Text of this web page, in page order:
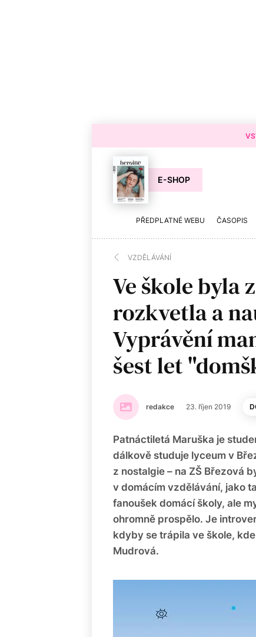
E-SHOP
PŘEDPLATNÉ WEBU ČASOPIS
VZDĚLÁVÁNÍ
Ve škole byla
rozkvetla a
Vyprávění
šest let
redakce 23. říjen 2019
Patnáctiletá Maruška je
dálkově studuje lyceum v
z nostalgie – na ZŠ Březová
v domácím vzdělávání, jako
fanoušek domácí školy, ale
ohromně prospělo. Je
kdyby se trápila ve škole,
Mudrová.